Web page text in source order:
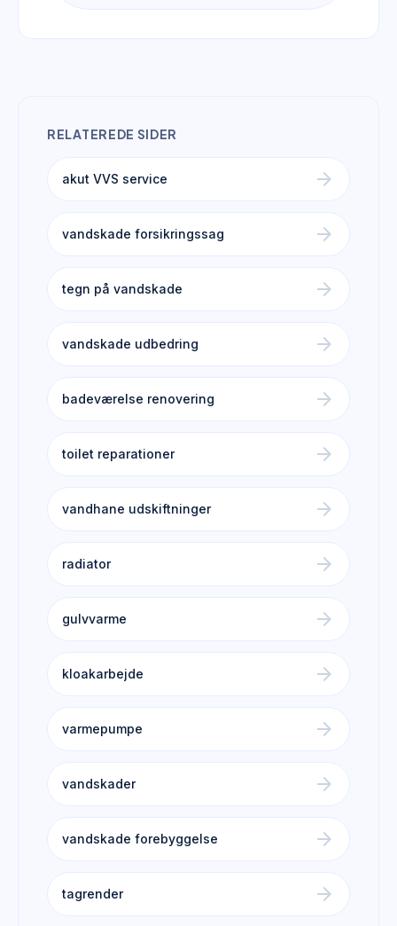
RELATEREDE SIDER
akut VVS service arrow_forward
vandskade forsikringssag arrow_forward
tegn på vandskade arrow_forward
vandskade udbedring arrow_forward
badeværelse renovering arrow_forward
toilet reparationer arrow_forward
vandhane udskiftninger arrow_forward
radiator arrow_forward
gulvvarme arrow_forward
kloakarbejde arrow_forward
varmepumpe arrow_forward
vandskader arrow_forward
vandskade forebyggelse arrow_forward
tagrender arrow_forward